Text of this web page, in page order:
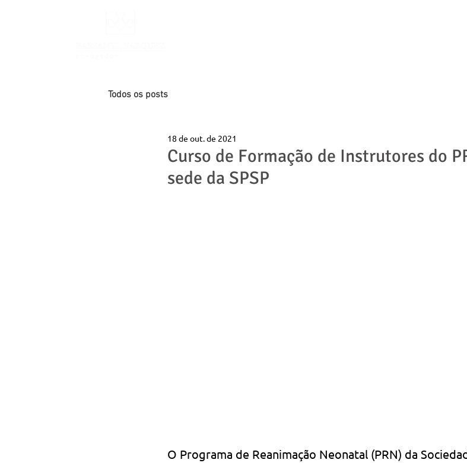
Todos os posts
Curso de Formação de Instrutores do
sede da SPSP
18 de out. de 2021
O Programa de Reanimação Neonatal (PRN) da